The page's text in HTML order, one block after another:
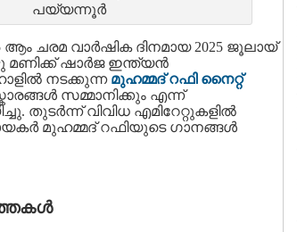
പയ്യന്നൂർ
ചരമ വാർഷിക ദിനമായ 2025 ജൂലായ്
ഷാർജ ഇന്ത്യൻ
നടക്കുന്ന മുഹമ്മദ് റഫി നൈറ്റ്
സമ്മാനിക്കും എന്ന്
തുടർന്ന് വിവിധ എമിറേറ്റുകളിൽ
മുഹമ്മദ് റഫിയുടെ ഗാനങ്ങൾ